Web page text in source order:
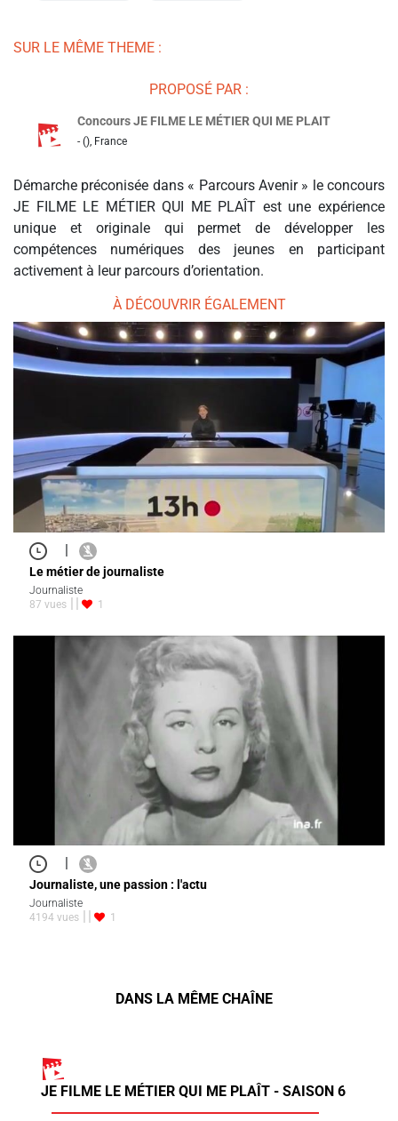
SUR LE MÊME THEME :
PROPOSÉ PAR :
Concours JE FILME LE MÉTIER QUI ME PLAIT
- (), France
Démarche préconisée dans « Parcours Avenir » le concours
JE FILME LE MÉTIER QUI ME PLAÎT est une expérience
unique et originale qui permet de développer les
compétences numériques des jeunes en participant
activement à leur parcours d’orientation.
À DÉCOUVRIR ÉGALEMENT
Le métier de journaliste
Journaliste
87 vues
1
|
Journaliste, une passion : l'actu
Journaliste
4194 vues
1
DANS LA MÊME CHAÎNE
JE FILME LE MÉTIER QUI ME PLAÎT - SAISON 6